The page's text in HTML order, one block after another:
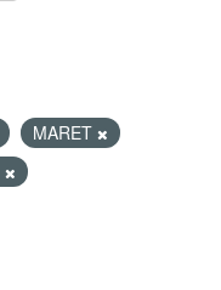
MARET